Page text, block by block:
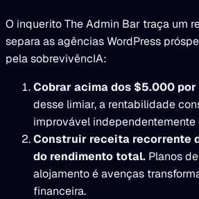
O inquerito The Admin Bar traça um
separa as agências WordPress
pela sobrevivêncIA:
Cobrar acima dos $5.000
desse limiar, a rentabilidade
improvável
Construir receita recorrente
do rendimento total. Planos
alojamento é avenças
financeira.